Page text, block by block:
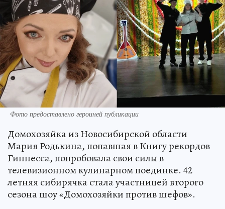
Фото предоставлено героиней публикации
Домохозяйка из Новосибирской области
Мария Родькина, попавшая в Книгу рекордов
Гиннесса, попробовала свои силы в
телевизионном кулинарном поединке. 42
летняя сибирячка стала участницей второго
сезона шоу «Домохозяйки против шефов».